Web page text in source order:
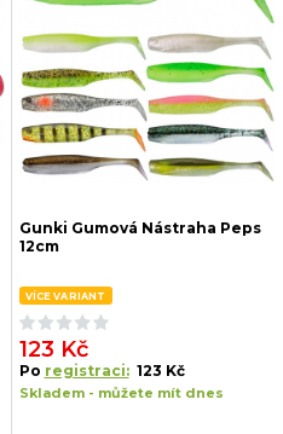
Gunki Gumová Nástraha Peps
12cm
VÍCE VARIANT
123 Kč
Po registraci: 123 Kč
Skladem - můžete mít dnes